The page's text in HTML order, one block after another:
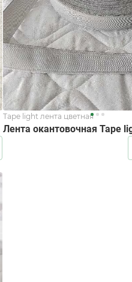
Tape light лента цветная
Лента окантовочная Tape